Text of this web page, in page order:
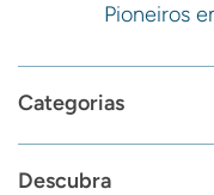
Pioneiros
Categorias
Descubra